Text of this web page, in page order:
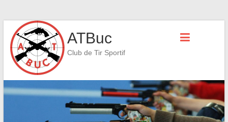
content
ATBuc
Club de Tir Sportif